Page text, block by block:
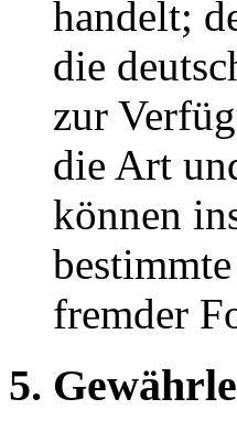
handelt;
die
zur
die Art
können
fremder
5.